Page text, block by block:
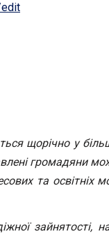
щорічно у
громадяни
та освітніх
зайнятості,